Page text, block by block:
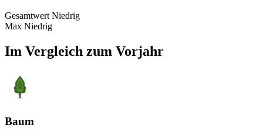
Gesamtwert Niedrig
Max Niedrig
Im Vergleich zum Vorjahr
Baum